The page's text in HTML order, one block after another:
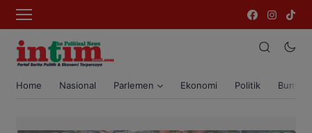
Home Nasional Parlemen Ekonomi Politik Bumi